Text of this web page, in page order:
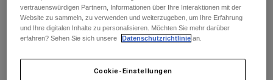
Hosen
Kurze Hosen
Hosen
Hemden
Alle anzeigen
Guards
Brillen
E-Mail
vertrauenswürdigen Partnern, Informationen über Ihre Interaktionen mit der
Website zu sammeln, zu verwenden und weiterzugeben, um Ihre Erfahrung
und Ihre digitalen Inhalte zu personalisieren. Möchten Sie mehr darüber
erfahren? Sehen Sie sich unsere Datenschutzrichtlinie an.
Cookie-Einstellungen